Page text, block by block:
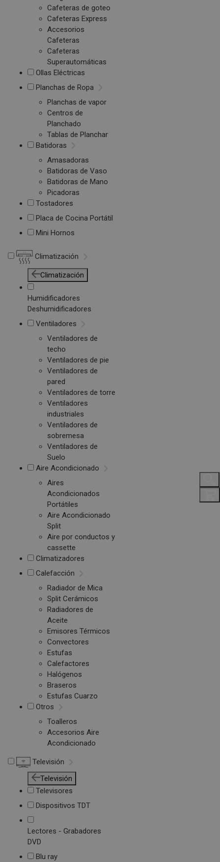
Cafeteras de goteo
Cafeteras Express
Accesorios
Cafeteras
Cafeteras
Superautomáticas
Ollas Eléctricas
Planchas de Ropa
Planchas de vapor
Centros de
Planchado
Tablas de Planchar
Batidoras
Amasadoras
Batidoras de Vaso
Batidoras de Mano
Picadoras
Tostadores
Placa de Cocina Portátil
Mini Hornos
Climatización
Climatización
Humidificadores
Deshumidificadores
Ventiladores
Ventiladores de
techo
Ventiladores de pie
Ventiladores de
pared
Ventiladores de torre
Ventiladores
industriales
Ventiladores de
sobremesa
Ventiladores de
Suelo
Aire Acondicionado
Aires
Acondicionados
Portátiles
Aire Acondicionado
Split
Aire por conductos y
cassette
Climatizadores
Calefacción
Radiador de Mica
Split Cerámicos
Radiadores de
Aceite
Emisores Térmicos
Convectores
Estufas
Calefactores
Halógenos
Braseros
Estufas Cuarzo
Otros
Toalleros
Accesorios Aire
Acondicionado
Televisión
Televisión
Televisores
Dispositivos TDT
Lectores - Grabadores
DVD
Blu ray